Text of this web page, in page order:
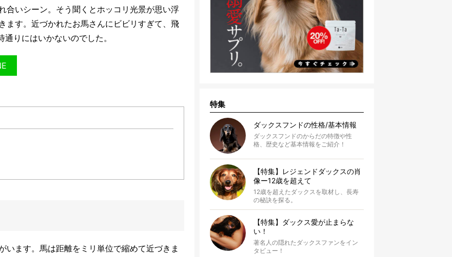
合いシーン。そう聞くとホッコリ光景が思い浮
ます。近づかれたお馬さんにビビリすぎて、飛
りにはいかないのでした。
ます。馬は距離をミリ単位で縮めて近づきま
特集
ダックスフンドの性格/基本情報
ダックスフンドのからだの特徴や性
格、歴史など基本情報をご紹介！
【特集】レジェンドダックスの肖
像ー12歳を超えて
12歳を超えたダックスを取材し、長寿
の秘訣を探る。
【特集】ダックス愛が止まらな
い！
著名人の隠れたダックスファンをイン
タビュー！